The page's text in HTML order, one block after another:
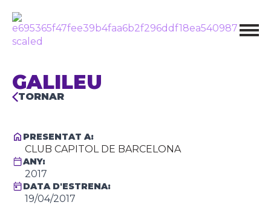
GALILEU
TORNAR
PRESENTAT A:
CLUB CAPITOL DE BARCELONA
ANY:
2017
DATA D'ESTRENA:
19/04/2017